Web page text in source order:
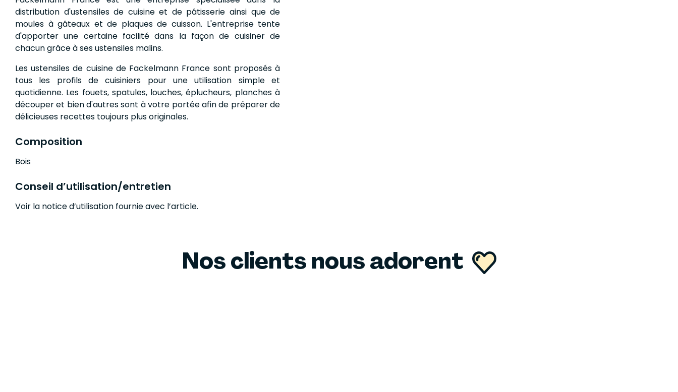
distribution d'ustensiles de cuisine et de pâtisserie ainsi que de
moules à gâteaux et de plaques de cuisson. L'entreprise tente
d'apporter une certaine facilité dans la façon de cuisiner de
chacun grâce à ses ustensiles malins.
Les ustensiles de cuisine de Fackelmann France sont proposés à
tous les profils de cuisiniers pour une utilisation simple et
quotidienne. Les fouets, spatules, louches, éplucheurs, planches à
découper et bien d'autres sont à votre portée afin de préparer de
délicieuses recettes toujours plus originales.
Composition
Bois
Conseil d’utilisation/entretien
Voir la notice d’utilisation fournie avec l’article.
Nos clients nous adorent